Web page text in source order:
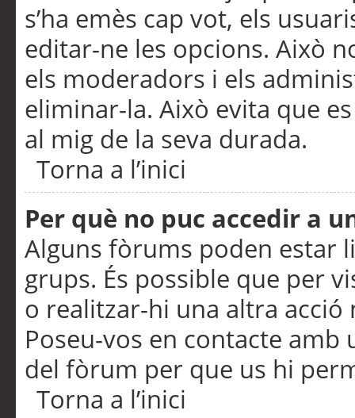
s’ha emès cap vot, els
editar-ne les opcions. Això
els moderadors i els
eliminar-la. Això evita que
al mig de la seva durada.
Torna a l’inici
Per què no puc accedir a
Alguns fòrums poden estar
grups. És possible que per
o realitzar-hi una altra acció
Poseu-vos en contacte
del fòrum per que us hi
Torna a l’inici